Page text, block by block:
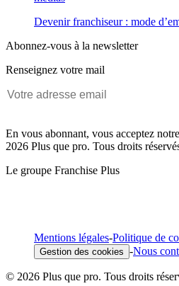
Devenir franchiseur : mode
Abonnez-vous à la newsletter
Renseignez votre mail
En vous abonnant, vous acceptez notre
2026 Plus que pro. Tous droits
Le groupe Franchise Plus
Mentions légales-Politique de
Gestion des cookies -Nous
© 2026 Plus que pro. Tous droits